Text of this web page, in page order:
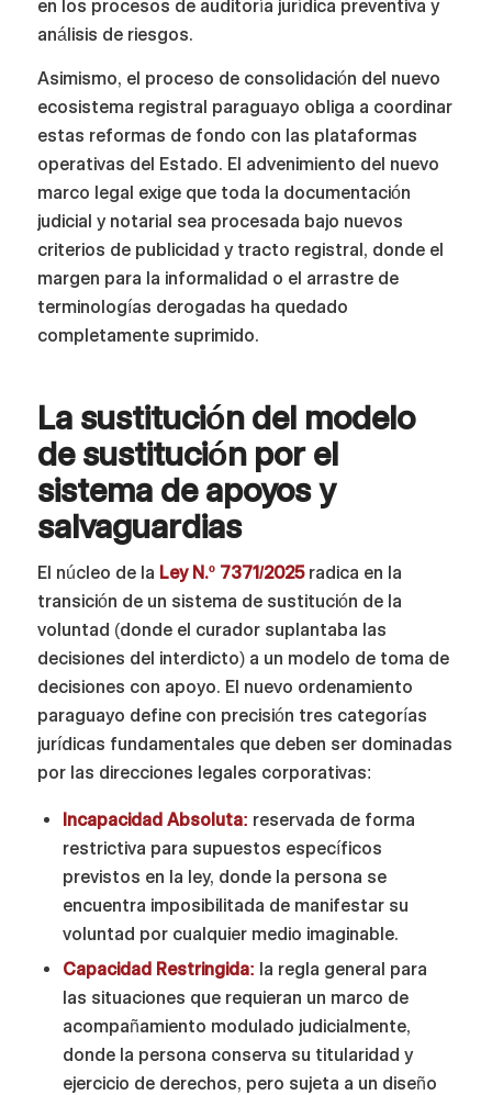
en los procesos de auditoría jurídica preventiva y
análisis de riesgos.
Asimismo, el proceso de consolidación del nuevo
ecosistema registral paraguayo obliga a coordinar
estas reformas de fondo con las plataformas
operativas del Estado. El advenimiento del nuevo
marco legal exige que toda la documentación
judicial y notarial sea procesada bajo nuevos
criterios de publicidad y tracto registral, donde el
margen para la informalidad o el arrastre de
terminologías derogadas ha quedado
completamente suprimido.
La sustitución del modelo
de sustitución por el
sistema de apoyos y
salvaguardias
El núcleo de la Ley N.º 7371/2025radica en la
transición de un sistema de sustitución de la
voluntad (donde el curador suplantaba las
decisiones del interdicto) a un modelo de toma de
decisiones con apoyo. El nuevo ordenamiento
paraguayo define con precisión tres categorías
jurídicas fundamentales que deben ser dominadas
por las direcciones legales corporativas:
Incapacidad Absoluta: reservada de forma
restrictiva para supuestos específicos
previstos en la ley, donde la persona se
encuentra imposibilitada de manifestar su
voluntad por cualquier medio imaginable.
Capacidad Restringida: la regla general para
las situaciones que requieran un marco de
acompañamiento modulado judicialmente,
donde la persona conserva su titularidad y
ejercicio de derechos, pero sujeta a un diseño